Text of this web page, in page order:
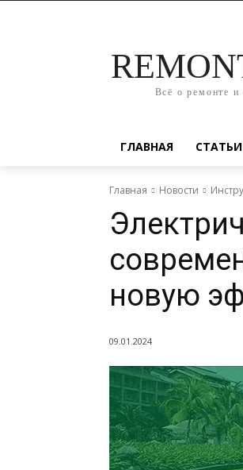
Всё о ремонте и
ГЛАВНАЯ
Главная Новости
новую
09.01.2024